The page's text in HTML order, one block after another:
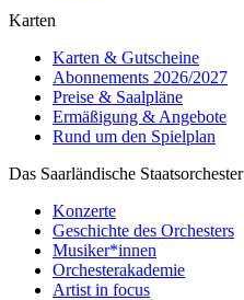
Karten
Karten & Gutscheine
Abonnements 2026/2027
Preise & Saalpläne
Ermäßigung & Angebote
Rund um den Spielplan
Das Saarländische Staatsorchester
Konzerte
Geschichte des Orchesters
Musiker*innen
Orchesterakademie
Artist in focus